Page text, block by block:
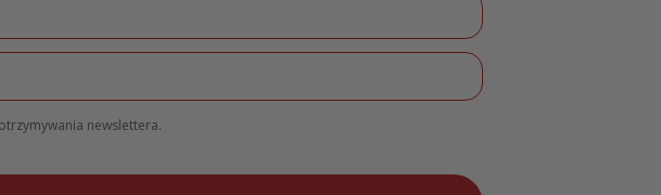
newslettera.